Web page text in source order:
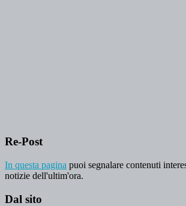
Re-Post
In questa pagina puoi segnalare contenuti
notizie dell'ultim'ora.
Dal sito